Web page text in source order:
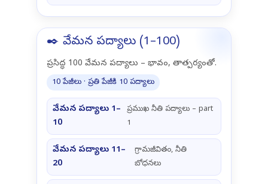
✒️ వేమన పద్యాలు (1–100)
ప్రసిద్ధ 100 వేమన పద్యాలు – భావం, తాత్పర్యంతో.
10 పేజీలు · ప్రతి పేజీకి 10 పద్యాలు
వేమన పద్యాలు 1–
10
ప్రముఖ నీతి పద్యాలు – part
1
వేమన పద్యాలు 11–
20
గ్రామజీవితం, నీతి
బోధనలు